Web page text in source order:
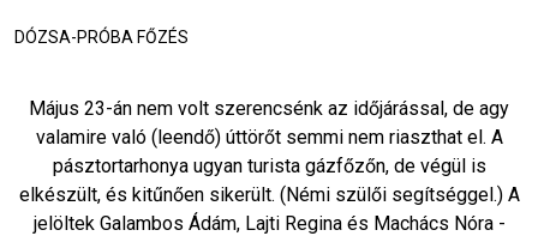
DÓZSA-PRÓBA FŐZÉS
Május 23-án nem volt szerencsénk az időjárással, de agy
valamire való (leendő) úttörőt semmi nem riaszthat el. A
pásztortarhonya ugyan turista gázfőzőn, de végül is
elkészült, és kitűnően sikerült. (Némi szülői segítséggel.) A
jelöltek Galambos Ádám, Lajti Regina és Machács Nóra -